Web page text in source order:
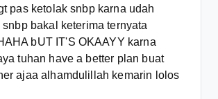
pas ketolak snbp karna udah
bakal keterima ternyata
bUT IT'S OKAAYY karna
tuhan have a better plan buat
ajaa alhamdulillah kemarin lolos